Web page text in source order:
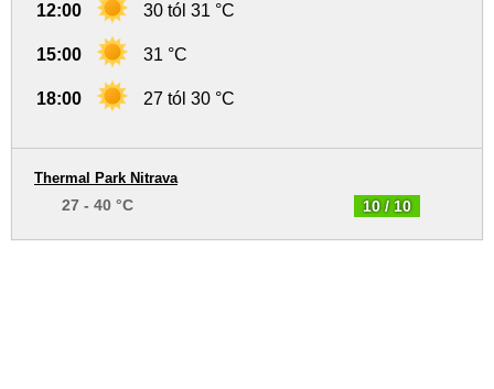
12:00 30 tól 31 °C
15:00 31 °C
18:00 27 tól 30 °C
10 / 10
Thermal Park Nitrava
27 - 40 °C